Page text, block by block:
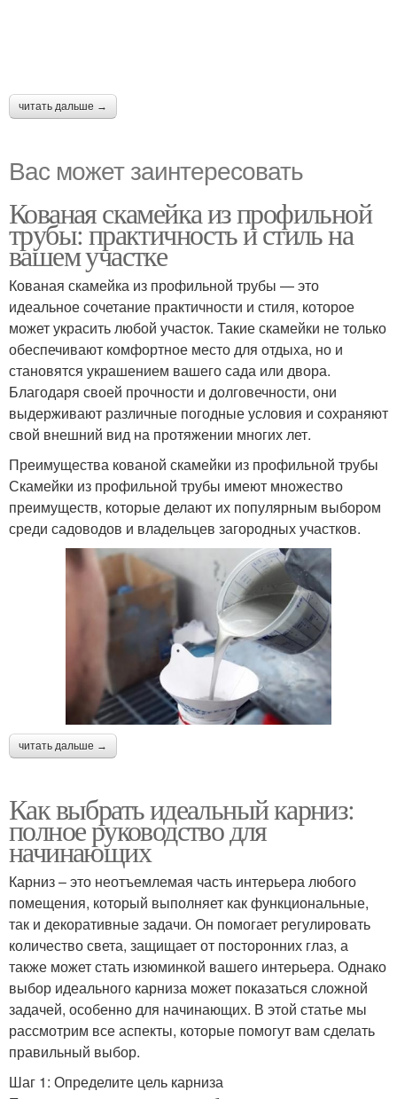
читать дальше →
Вас может заинтересовать
Кованая скамейка из профильной
трубы: практичность и стиль на
вашем участке
Кованая скамейка из профильной трубы — это
идеальное сочетание практичности и стиля, которое
может украсить любой участок. Такие скамейки не только
обеспечивают комфортное место для отдыха, но и
становятся украшением вашего сада или двора.
Благодаря своей прочности и долговечности, они
выдерживают различные погодные условия и сохраняют
свой внешний вид на протяжении многих лет.
Преимущества кованой скамейки из профильной трубы
Скамейки из профильной трубы имеют множество
преимуществ, которые делают их популярным выбором
среди садоводов и владельцев загородных участков.
читать дальше →
Как выбрать идеальный карниз:
полное руководство для
начинающих
Карниз – это неотъемлемая часть интерьера любого
помещения, который выполняет как функциональные,
так и декоративные задачи. Он помогает регулировать
количество света, защищает от посторонних глаз, а
также может стать изюминкой вашего интерьера. Однако
выбор идеального карниза может показаться сложной
задачей, особенно для начинающих. В этой статье мы
рассмотрим все аспекты, которые помогут вам сделать
правильный выбор.
Шаг 1: Определите цель карниза